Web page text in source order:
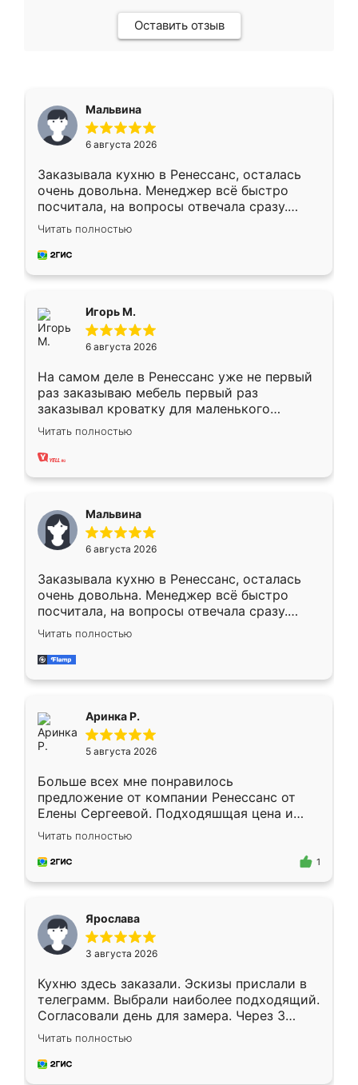
Оставить отзыв
Мальвина
6 августа 2026
Заказывала кухню в Ренессанс, осталась
очень довольна. Менеджер всё быстро
посчитала, на вопросы отвечала сразу.
Замерщик приехал в субботу, подошёл к
делу со всей ответственностью. Собрали
за день, ребята работали аккуратно, даже
Читать полностью
Игорь М.
6 августа 2026
На самом деле в Ренессанс уже не первый
раз заказываю мебель первый раз
заказывал кроватку для маленького
ребёнка при его рождении ,во второй раз
заказал шкаф-купе. По качеству очень
хорошее сборка достаточно быстрая,
меньше, здесь же он более разнообразный.
Мне нравится ,если что-то потребуется из
мебели буду заказывать только здесь.
Читать полностью
Мальвина
6 августа 2026
Заказывала кухню в Ренессанс, осталась
очень довольна. Менеджер всё быстро
посчитала, на вопросы отвечала сразу.
Замерщик приехал в субботу, подошёл к
делу со всей ответственностью. Собрали
за день, ребята работали аккуратно, даже
Читать полностью
Аринка Р.
5 августа 2026
Больше всех мне понравилось
предложение от компании Ренессанс от
Елены Сергеевой. Подходяшщая цена и
короткие сроки изготовления. Приехавший
для замера сотрудник Владислав
предложил по моему эскизу самый
Читать полностью
1
Ярослава
3 августа 2026
Кухню здесь заказали. Эскизы прислали в
телеграмм. Выбрали наиболее подходящий.
Согласовали день для замера. Через 3
недели кухня была уже готова. Остались
довольны работой. Спасибо Ренессанс
мебель за качественную работу!
Читать полностью